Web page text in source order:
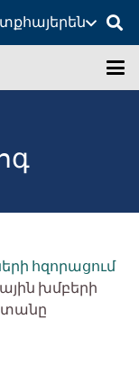
հայերեն
հզորացում
խմբերի
տանը